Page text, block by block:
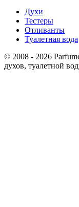
Духи
Тестеры
Отливанты
Туалетная вода
© 2008 - 2026
духов, туалетной